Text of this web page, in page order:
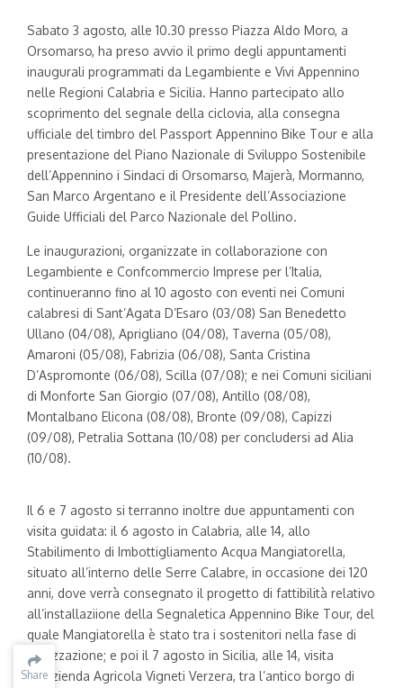
Share
Sabato 3 agosto, alle 10.30 presso Piazza Aldo Moro, a
Orsomarso, ha preso avvio il primo degli appuntamenti
inaugurali programmati da Legambiente e Vivi Appennino
nelle Regioni Calabria e Sicilia. Hanno partecipato allo
scoprimento del segnale della ciclovia, alla consegna
ufficiale del timbro del Passport Appennino Bike Tour e alla
presentazione del Piano Nazionale di Sviluppo Sostenibile
dell’Appennino i Sindaci di Orsomarso, Majerà, Mormanno,
San Marco Argentano e il Presidente dell’Associazione
Guide Ufficiali del Parco Nazionale del Pollino.
Le inaugurazioni, organizzate in collaborazione con
Legambiente e Confcommercio Imprese per l’Italia,
continueranno fino al 10 agosto con eventi nei Comuni
calabresi di Sant’Agata D’Esaro (03/08) San Benedetto
Ullano (04/08), Aprigliano (04/08), Taverna (05/08),
Amaroni (05/08), Fabrizia (06/08), Santa Cristina
D’Aspromonte (06/08), Scilla (07/08); e nei Comuni siciliani
di Monforte San Giorgio (07/08), Antillo (08/08),
Montalbano Elicona (08/08), Bronte (09/08), Capizzi
(09/08), Petralia Sottana (10/08) per concludersi ad Alia
(10/08).
Il 6 e 7 agosto si terranno inoltre due appuntamenti con
visita guidata: il 6 agosto in Calabria, alle 14, allo
Stabilimento di Imbottigliamento Acqua Mangiatorella,
situato all’interno delle Serre Calabre, in occasione dei 120
anni, dove verrà consegnato il progetto di fattibilità relativo
all’installaziione della Segnaletica Appennino Bike Tour, del
quale Mangiatorella è stato tra i sostenitori nella fase di
realizzazione; e poi il 7 agosto in Sicilia, alle 14, visita
all’Azienda Agricola Vigneti Verzera, tra l’antico borgo di
Share